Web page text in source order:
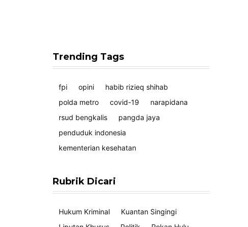
Trending Tags
fpi opini
habib rizieq shihab
polda metro
covid-19
narapidana
rsud bengkalis
pangda jaya
penduduk indonesia
kementerian kesehatan
Rubrik Dicari
Hukum Kriminal
Kuantan Singingi